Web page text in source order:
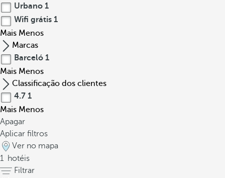
Urbano 1
Wifi grátis 1
Mais Menos
Marcas
Barceló 1
Mais Menos
Classificação dos clientes
4.7 1
Mais Menos
Apagar
Aplicar filtros
Ver no mapa
1 hotéis
Filtrar